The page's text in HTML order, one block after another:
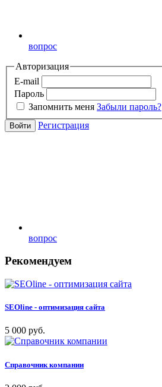
вопрос
Авторизация
E-mail
Пароль
Запомнить меня Забыли пароль?
Войти Регистрация
вопрос
Рекомендуем
SEOline - оптимизация сайта
5 000 руб.
Справочник компании